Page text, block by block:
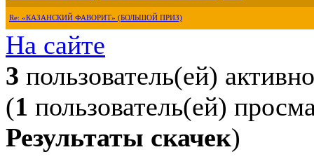
Re: «КАЗАНСКИЙ ФАВОРИТ» (БОЛЬШОЙ ПРИЗ)
На сайте
3 пользователь(ей) активно
(1 пользователь(ей)
Результаты скачек)